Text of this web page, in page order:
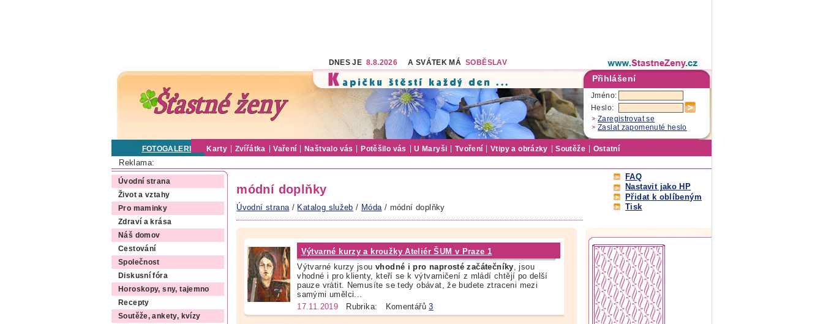
DNES JE 8.8.2026 A SVÁTEK MÁ SOBĚSLAV
Přihlášení
Jméno:
Heslo:
Zaregistrovat se
Zaslat zapomenuté heslo
FOTOGALERIE Karty Zvířátka Vaření Naštvalo vás Potěšilo vás U Maryši Tvoření Vtipy a obrázky Soutěže Ostatní
Reklama:
Úvodní strana
Život a vztahy
Pro maminky
Zdraví a krása
Náš domov
Cestování
Společnost
Diskusní fóra
Horoskopy, sny, tajemno
Recepty
Soutěže, ankety, kvízy
módní doplňky
Úvodní strana / Katalog služeb / Móda / módní doplňky
FAQ
Nastavit jako HP
Přidat k oblíbeným
Tisk
Výtvarné kurzy a kroužky Ateliér ŠUM v Praze 1
Výtvarné kurzy jsou vhodné i pro naprosté začátečníky , jsou
vhodné i pro klienty, kteří se k výtvarničení z mládí chtějí po delší
pauze vrátit. Nemusíte se tedy obávat, že budete ztraceni mezi
samými umělci...
17.11.2019 Rubrika: Komentářů3